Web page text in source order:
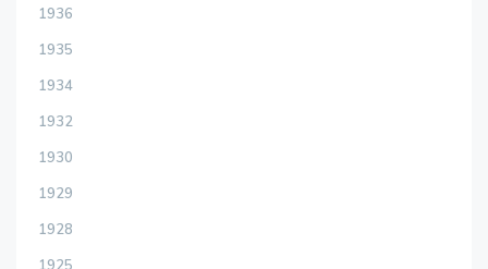
1936
1935
1934
1932
1930
1929
1928